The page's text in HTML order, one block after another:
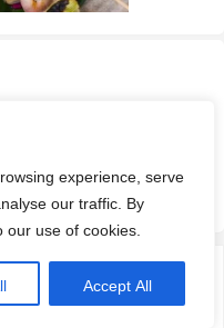
experience, serve
our traffic. By
our use of cookies.
Accept All